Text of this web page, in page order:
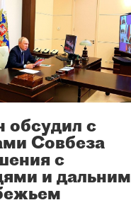
обсудил с
Совбеза
с
и дальним